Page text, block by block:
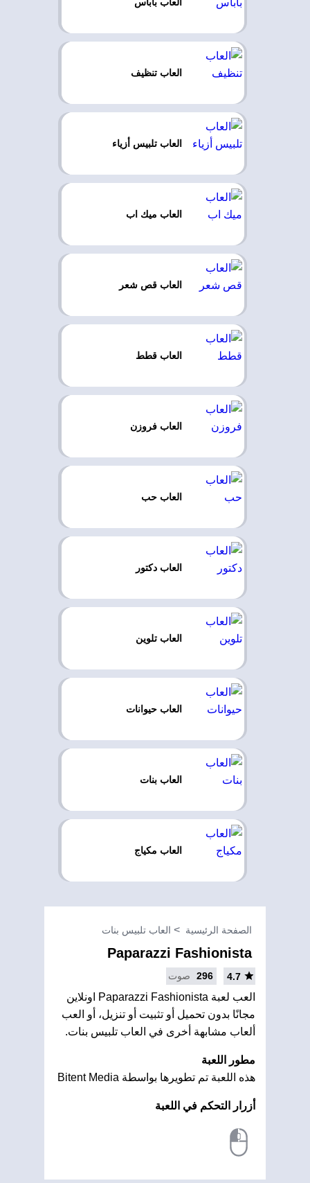
العاب تنظيف
العاب تلبيس أزياء
العاب ميك اب
العاب قص شعر
العاب قطط
العاب فروزن
العاب حب
العاب دكتور
العاب تلوين
العاب حيوانات
العاب بنات
العاب مكياج
الصفحة الرئيسية العاب تلبيس بنات
Paparazzi Fashionista
4.7
296 صوت
العب لعبة Paparazzi Fashionista اونلاين
مجانًا بدون تحميل أو تثبيت أو تنزيل، أو العب
ألعاب مشابهة أخرى في العاب تلبيس بنات.
مطور اللعبة
هذه اللعبة تم تطويرها بواسطة Bitent Media
أزرار التحكم في اللعبة